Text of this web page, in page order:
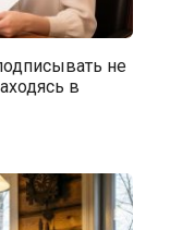
не
в